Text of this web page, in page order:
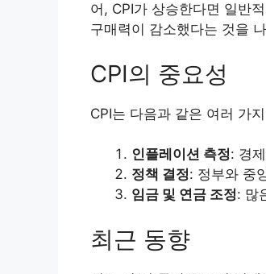
어, CPI가 상승한다면 일반
구매력이 감소했다는 것을
CPI의 중요성
CPI는 다음과 같은 여러 가
인플레이션 측정: 경
정책 결정: 정부와 중
임금 및 연금 조정: 많
최근 동향